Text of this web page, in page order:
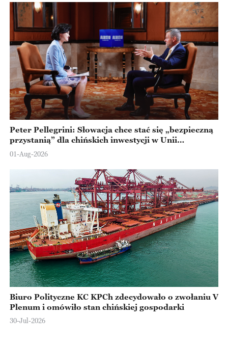
Peter Pellegrini: Słowacja chce stać się „bezpieczną
przystanią” dla chińskich inwestycji w Unii
Europejskiej
01-Aug-2026
Biuro Polityczne KC KPCh zdecydowało o zwołaniu V
Plenum i omówiło stan chińskiej gospodarki
30-Jul-2026